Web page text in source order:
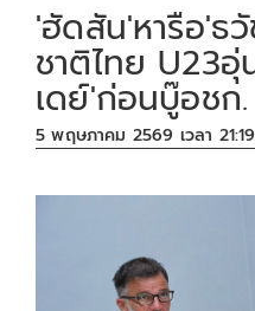
'ฮัดสัน'หารือ'ธ
ชาติไทย U23
เดย์'ก่อนบู๊อชก.
5 พฤษภาคม 2569 เวลา